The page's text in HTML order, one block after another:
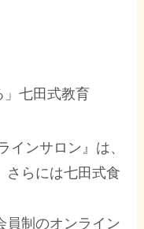
」七田式教育
インサロン』は、
さらには七田式食
員制のオンライン